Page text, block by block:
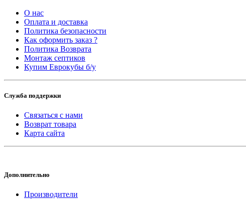
О нас
Оплата и доставка
Политика безопасности
Как оформить заказ ?
Политика Возврата
Монтаж септиков
Купим Еврокубы б/у
Служба поддержки
Связаться с нами
Возврат товара
Карта сайта
Дополнительно
Производители